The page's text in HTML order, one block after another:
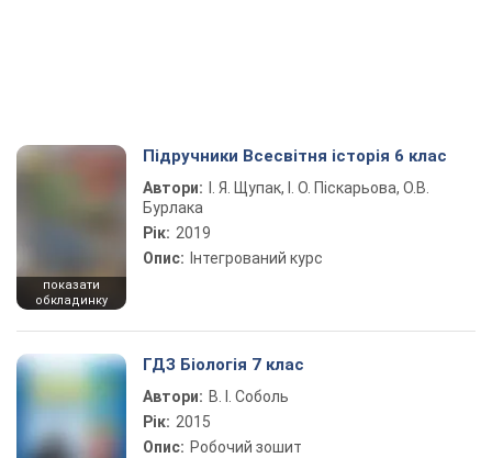
показати
обкладинку
Підручники Всесвітня історія 6 клас
Автори:
І. Я. Щупак, І. О. Піскарьова, О.В.
Бурлака
Рік: 2019
Опис: Інтегрований курс
ГДЗ Біологія 7 клас
Автори: В. І. Соболь
Рік: 2015
Опис: Робочий зошит